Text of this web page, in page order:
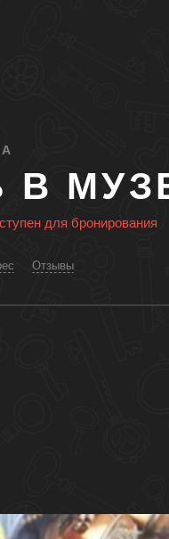
В
для бронирования
Отзывы